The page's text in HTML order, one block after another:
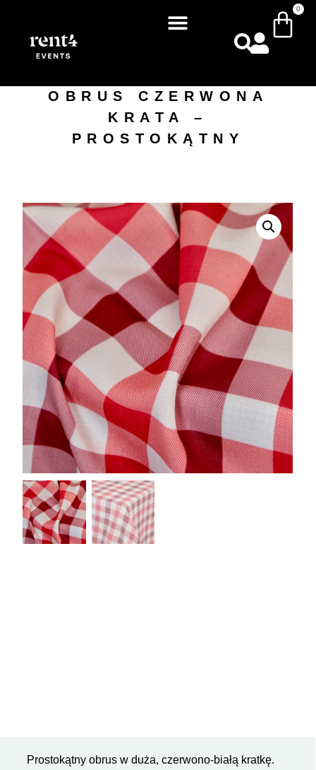
0
OBRUS CZERWONA
KRATA –
PROSTOKĄTNY
Prostokątny obrus w duża, czerwono-białą kratkę.